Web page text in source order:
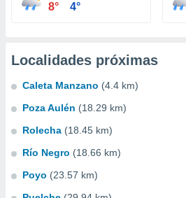
8° 4°
Localidades próximas
Caleta Manzano (4.4 km)
Poza Aulén (18.29 km)
Rolecha (18.45 km)
Río Negro (18.66 km)
Poyo (23.57 km)